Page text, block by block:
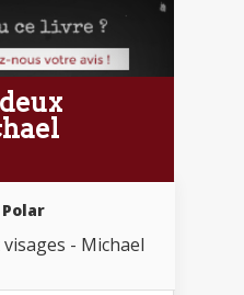
- Michael